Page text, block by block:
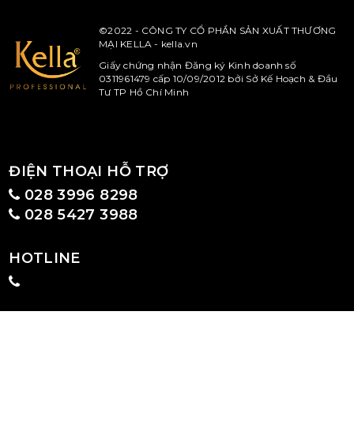
©2022 - CÔNG TY CỔ PHẦN SẢN XUẤT THƯƠNG
MẠI KELLA - kella.vn
Giấy chứng nhận Đăng ký Kinh doanh số
0311961479 cấp 10/09/2012 bởi Sở Kế Hoạch & Đầu
Tư TP Hồ Chí Minh
ĐIỆN THOẠI HỖ TRỢ
028 3996 8298
028 5427 3988
HOTLINE